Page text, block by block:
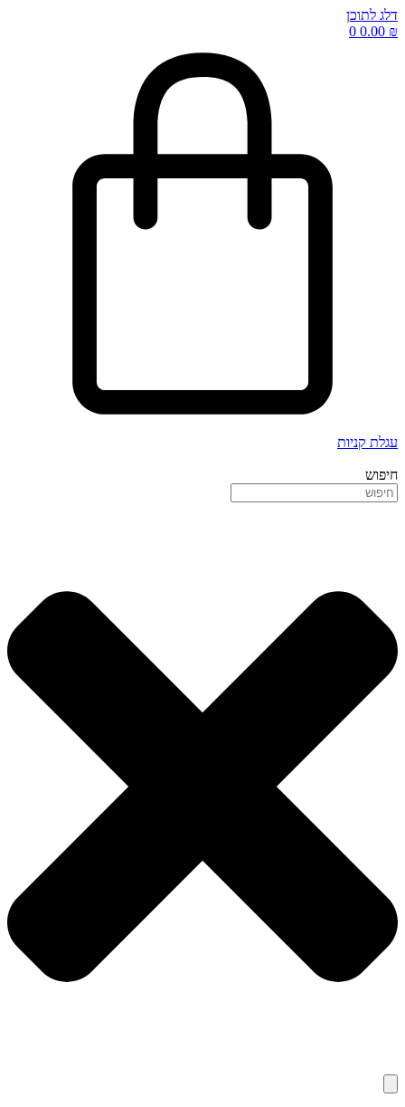
דלג לתוכן
0.00 ₪
0
עגלת קניות
חיפוש